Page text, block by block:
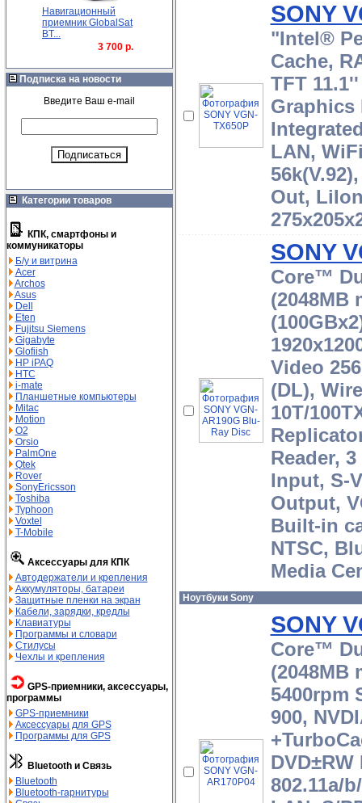
Навигационный
приемник GlobalSat
BT...
3 700 р.
Подписка на новости
Введите Ваш e-mail
Категории товаров
КПК, смартфоны и
коммуникаторы
Б/у и витрина
Acer
Archos
Asus
Dell
Eten
Fujitsu Siemens
Gigabyte
Glofiish
HP iPAQ
HTC
i-mate
Планшетные компьютеры
Mitac
Motion
O2
Orsio
PalmOne
Qtek
Rover
SonyEricsson
Toshiba
Typhoon
Voxtel
T-Mobile
Аксессуары для КПК
Автодержатели и крепления
Аккумуляторы, батареи
Защитные пленки на экран
Кабели, зарядки, кредлы
Клавиатуры
Программы и словари
Стилусы
Чехлы и крепления
GPS-приемники, аксессуары,
программы
GPS-приемники
Аксессуары для GPS
Программы для GPS
Bluetooth и Связь
Bluetooth
Bluetooth-гарнитуры
SONY
"Intel®
Cache,
TFT
Graphics
LAN,
Out,
SONY
Core™
(2048MB
Video
(DL),
10T/
Reader,
Input, S-
Output,
Built-in
NTSC,
Media
Ноутбуки Sony
SONY
Core™
(2048MB
5400rpm
900,
802.11a/